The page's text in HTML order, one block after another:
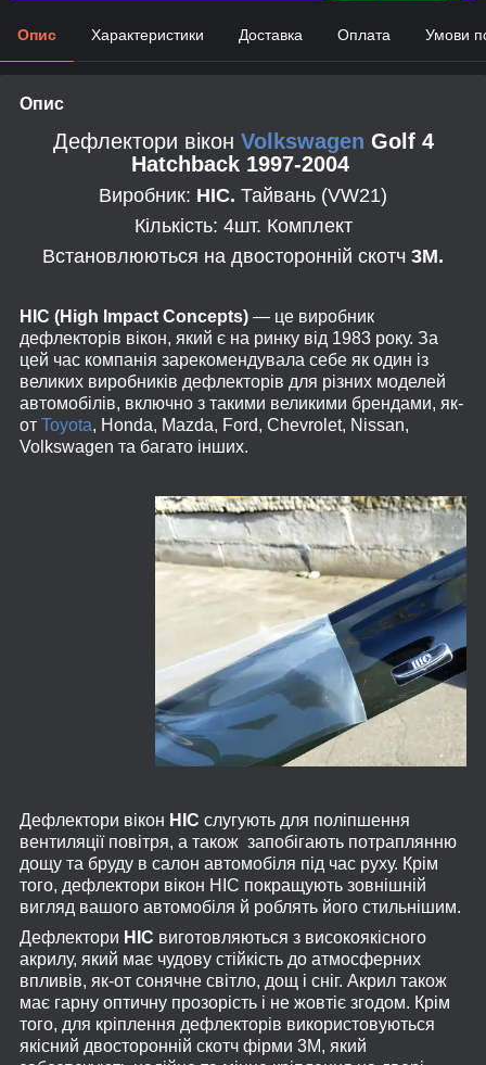
Опис Характеристики Доставка Оплата Умови
Опис
Дефлектори вікон Volkswagen Golf 4
Hatchback 1997-2004
Виробник: HIС. Тайвань (VW21)
Кількість: 4шт. Комплект
Встановлюються на двосторонній скотч 3М.
HIC (High Impact Concepts) — це виробник
дефлекторів вікон, який є на ринку від 1983 року. За
цей час компанія зарекомендувала себе як один із
великих виробників дефлекторів для різних моделей
автомобілів, включно з такими великими брендами, як-
от Toyota, Honda, Mazda, Ford, Chevrolet, Nissan,
Volkswagen та багато інших.
Дефлектори вікон HIC слугують для поліпшення
вентиляції повітря, а також запобігають потраплянню
дощу та бруду в салон автомобіля під час руху. Крім
того, дефлектори вікон HIC покращують зовнішній
вигляд вашого автомобіля й роблять його стильнішим.
Дефлектори HIC виготовляються з високоякісного
акрилу, який має чудову стійкість до атмосферних
впливів, як-от сонячне світло, дощ і сніг. Акрил також
має гарну оптичну прозорість і не жовтіє згодом. Крім
того, для кріплення дефлекторів використовуються
якісний двосторонній скотч фірми 3M, який